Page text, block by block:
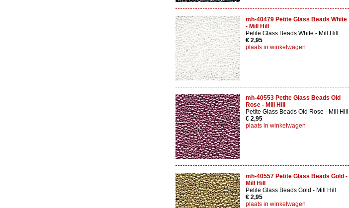
mh-40479 Petite Glass Beads White
- Mill Hill
Petite Glass Beads White - Mill Hill
€ 2,95
plaats in winkelwagen
mh-40553 Petite Glass Beads Old
Rose - Mill Hill
Petite Glass Beads Old Rose - Mill Hill
€ 2,95
plaats in winkelwagen
mh-40557 Petite Glass Beads Gold -
Mill Hill
Petite Glass Beads Gold - Mill Hill
€ 2,95
plaats in winkelwagen